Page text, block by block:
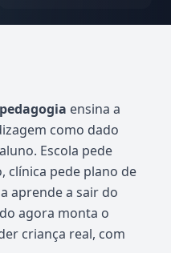
ensina a
como dado
Escola pede
clínica pede plano de
aprende a sair do
agora monta o
criança real, com